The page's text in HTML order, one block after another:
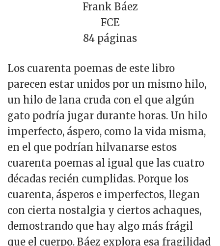
Frank Báez
FCE
84 páginas
Los cuarenta poemas de este libro
parecen estar unidos por un mismo hilo,
un hilo de lana cruda con el que algún
gato podría jugar durante horas. Un hilo
imperfecto, áspero, como la vida misma,
en el que podrían hilvanarse estos
cuarenta poemas al igual que las cuatro
décadas recién cumplidas. Porque los
cuarenta, ásperos e imperfectos, llegan
con cierta nostalgia y ciertos achaques,
demostrando que hay algo más frágil
que el cuerpo. Báez explora esa fragilidad